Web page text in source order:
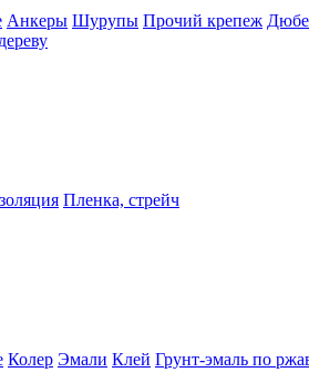
Анкеры Шурупы Прочий крепеж
Пленка, стрейч
Колер Эмали Клей Грунт-эмаль по